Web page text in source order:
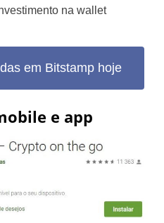
na wallet
em Bitstamp hoje
e app